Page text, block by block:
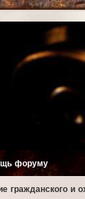
форуму
гражданского и